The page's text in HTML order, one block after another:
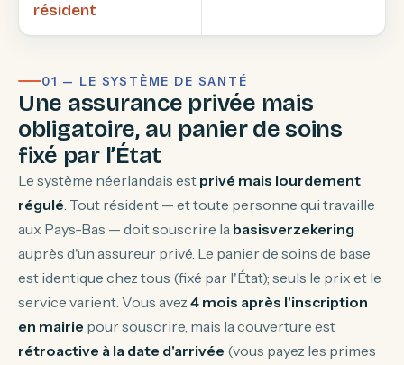
résident
01 — LE SYSTÈME DE SANTÉ
Une assurance privée mais
obligatoire, au panier de soins
fixé par l’État
Le système néerlandais est privé mais lourdement
régulé. Tout résident — et toute personne qui travaille
aux Pays-Bas — doit souscrire la basisverzekering
auprès d'un assureur privé. Le panier de soins de base
est identique chez tous (fixé par l'État); seuls le prix et le
service varient. Vous avez 4 mois après l'inscription
en mairie pour souscrire, mais la couverture est
rétroactive à la date d'arrivée (vous payez les primes